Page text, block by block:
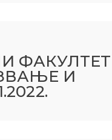
ФАКУЛТЕТ
И